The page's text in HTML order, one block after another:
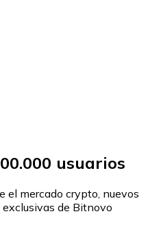
usuarios
el mercado crypto, nuevos
de Bitnovo